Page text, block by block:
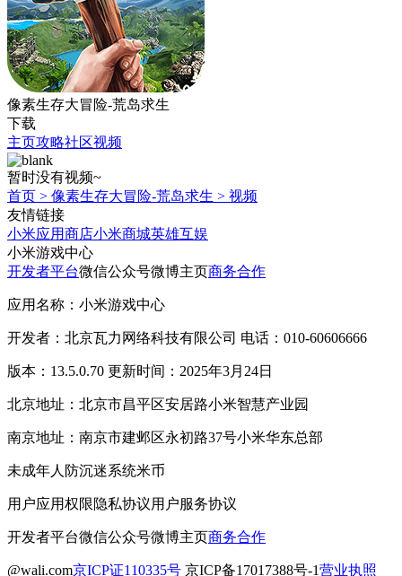
像素生存大冒险-荒岛求生
下载
主页攻略社区视频
暂时没有视频~
首页 > 像素生存大冒险-荒岛求生 > 视频
友情链接
小米应用商店小米商城英雄互娱
小米游戏中心
开发者平台微信公众号微博主页商务合作
应用名称：小米游戏中心
开发者：北京瓦力网络科技有限公司 电话：010-60606666
版本：13.5.0.70 更新时间：2025年3月24日
北京地址：北京市昌平区安居路小米智慧产业园
南京地址：南京市建邺区永初路37号小米华东总部
未成年人防沉迷系统米币
用户应用权限隐私协议用户服务协议
开发者平台微信公众号微博主页商务合作
@wali.com京ICP证110335号 京ICP备17017388号-1营业执照